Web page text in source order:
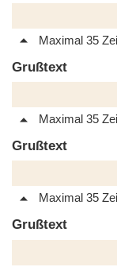
Maximal 35
Grußtext
Maximal 35
Grußtext
Maximal 35
Grußtext